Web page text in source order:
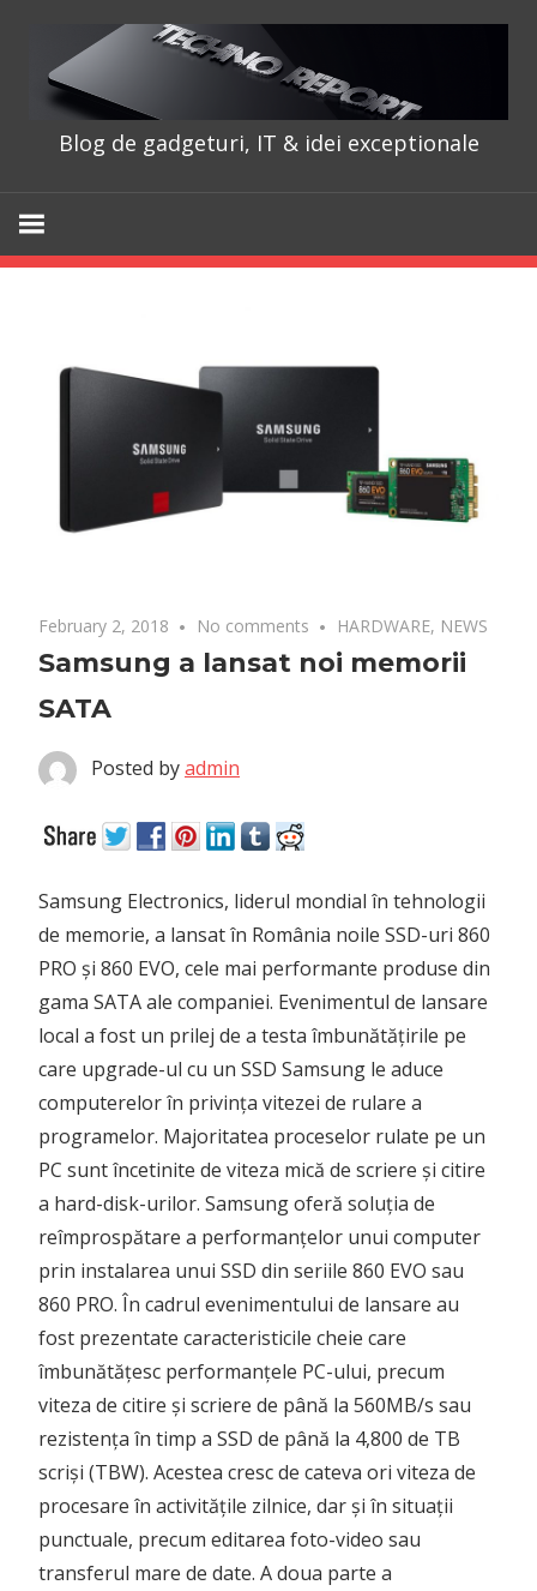
content
Blog de gadgeturi, IT & idei exceptionale
February 2, 2018 No comments HARDWARE, NEWS
Samsung a lansat noi memorii
SATA
Posted byadmin
Samsung Electronics, liderul mondial în tehnologii
de memorie, a lansat în România noile SSD-uri 860
PRO și 860 EVO, cele mai performante produse din
gama SATA ale companiei. Evenimentul de lansare
local a fost un prilej de a testa îmbunătățirile pe
care upgrade-ul cu un SSD Samsung le aduce
computerelor în privința vitezei de rulare a
programelor. Majoritatea proceselor rulate pe un
PC sunt încetinite de viteza mică de scriere și citire
a hard-disk-urilor. Samsung oferă soluția de
reîmprospătare a performanțelor unui computer
prin instalarea unui SSD din seriile 860 EVO sau
860 PRO. În cadrul evenimentului de lansare au
fost prezentate caracteristicile cheie care
îmbunătățesc performanțele PC-ului, precum
viteza de citire și scriere de până la 560MB/s sau
rezistența în timp a SSD de până la 4,800 de TB
scriși (TBW). Acestea cresc de cateva ori viteza de
procesare în activitățile zilnice, dar și în situații
punctuale, precum editarea foto-video sau
transferul mare de date. A doua parte a